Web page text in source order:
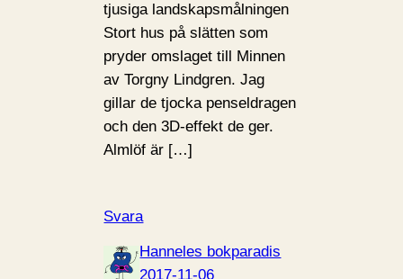
tjusiga landskapsmålningen
Stort hus på slätten som
pryder omslaget till Minnen
av Torgny Lindgren. Jag
gillar de tjocka penseldragen
och den 3D-effekt de ger.
Almlöf är […]
Svara
Hanneles bokparadis
2017-11-06